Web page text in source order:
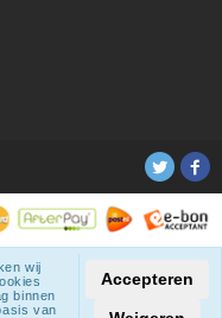
21% BTW.
wij
binnen
van
Accepteren